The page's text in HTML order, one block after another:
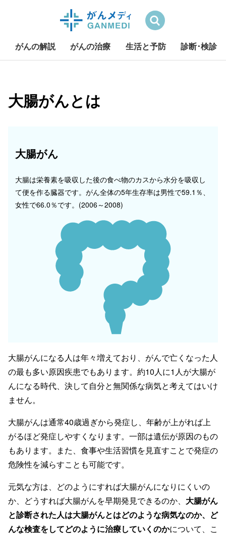
検索
がんの解説 がんの治療 生活と予防 診断･検診
大腸がんとは
大腸がん
大腸は栄養素を吸収した後の食べ物のカスから水分を吸収し
て便を作る臓器です。がん全体の5年生存率は男性で59.1％、
女性で66.0％です。(2006～2008)
大腸がんになる人は年々増えており、がんで亡くなった人
の最も多い原因疾患でもあります。約10人に1人が大腸が
んになる時代、決して自分と無関係な病気と考えてはいけ
ません。
大腸がんは通常40歳過ぎから発症し、年齢が上がれば上
がるほど発症しやすくなります。一部は遺伝が原因のもの
もあります。また、食事や生活習慣を見直すことで発症の
危険性を減らすことも可能です。
元気な方は、どのようにすれば大腸がんになりにくいの
か、どうすれば大腸がんを早期発見できるのか、 大腸がん
と診断された人は大腸がんとはどのような病気なのか、ど
んな検査をしてどのように治療していくのかについて、こ